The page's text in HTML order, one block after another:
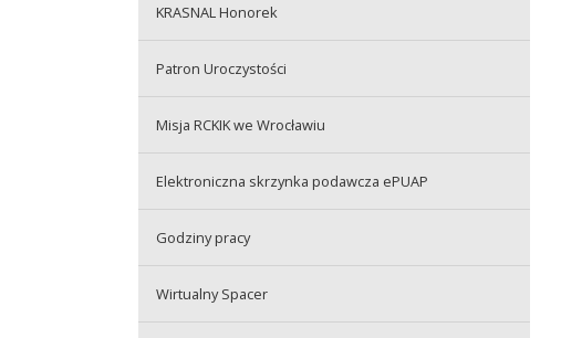
KRASNAL Honorek
Patron Uroczystości
Misja RCKIK we Wrocławiu
Elektroniczna skrzynka podawcza ePUAP
Godziny pracy
Wirtualny Spacer